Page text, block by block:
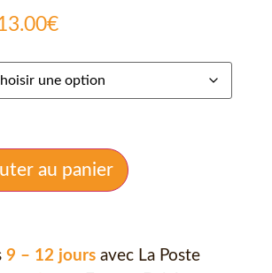
€
au panier
9 – 12 jours avec La Poste